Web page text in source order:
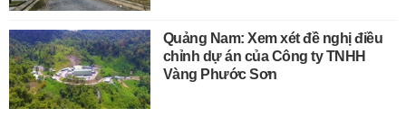
Quảng Nam: Xem xét đề nghị điều
chỉnh dự án của Công ty TNHH
Vàng Phước Sơn